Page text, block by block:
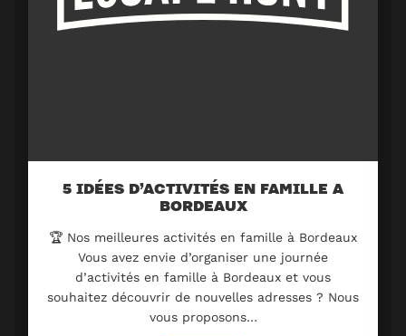
5 IDÉES D’ACTIVITÉS EN FAMILLE A
BORDEAUX
🏆 Nos meilleures activités en famille à Bordeaux
Vous avez envie d’organiser une journée
d’activités en famille à Bordeaux et vous
souhaitez découvrir de nouvelles adresses ? Nous
vous proposons…